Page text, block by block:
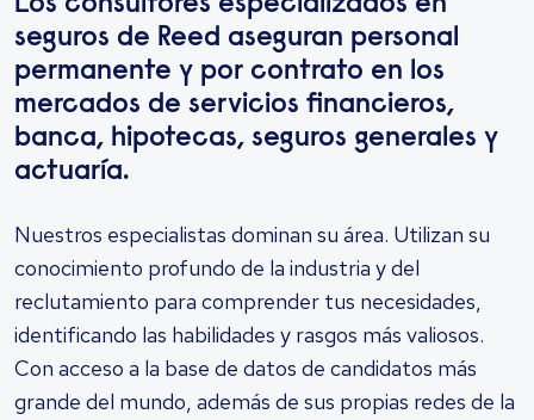
seguros de Reed aseguran personal
permanente y por contrato en los
mercados de servicios financieros,
banca, hipotecas, seguros generales y
actuaría.
Nuestros especialistas dominan su área. Utilizan su
conocimiento profundo de la industria y del
reclutamiento para comprender tus necesidades,
identificando las habilidades y rasgos más valiosos.
Con acceso a la base de datos de candidatos más
grande del mundo, además de sus propias redes de la